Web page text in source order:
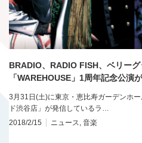
BRADIO、RADIO FISH、ベリー
「WAREHOUSE」1周年記念公演
3月31日(土)に東京・恵比寿ガーデンホ
ド渋谷店」が発信しているラ…
2018/2/15
ニュース, 音楽